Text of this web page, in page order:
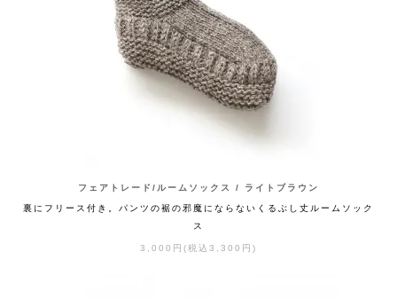
フェアトレード/ルームソックス / ライトブラウン
裏にフリース付き。パンツの裾の邪魔にならないくるぶし丈ルームソック
ス
3,000円(税込3,300円)